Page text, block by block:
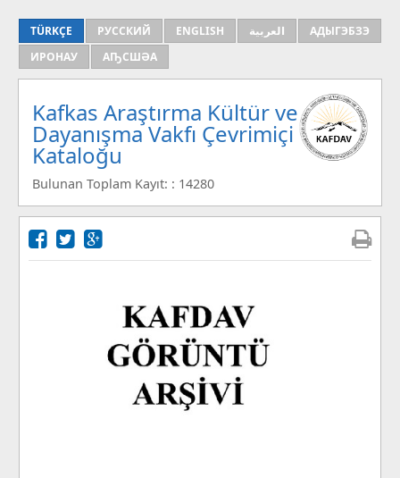
TÜRKÇE РУССКИЙ ENGLISH العربية
АДЫГЭБЗЭ
ИРОНАУ
АҦСШӘА
Kafkas Araştırma Kültür ve
Dayanışma Vakfı Çevrimiçi
Kataloğu
Bulunan Toplam Kayıt: : 14280